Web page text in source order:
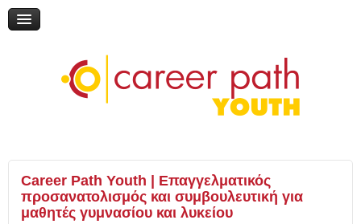
Online Ημερίδα: "Επικαιροποιώντας την τηλεμάθηση"
My Gap Feel & Fill Festival
Career Path Youth | Επαγγελματικός
προσανατολισμός και συμβουλευτική για
μαθητές γυμνασίου και λυκείου